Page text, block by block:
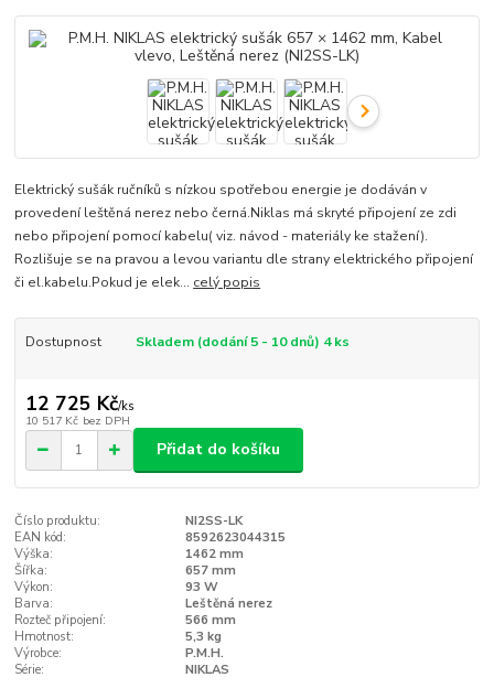
Elektrický sušák ručníků s nízkou spotřebou energie je dodáván v
provedení leštěná nerez nebo černá.Niklas má skryté připojení ze zdi
nebo připojení pomocí kabelu( viz. návod - materiály ke stažení).
Rozlišuje se na pravou a levou variantu dle strany elektrického připojení
či el.kabelu.Pokud je elek... celý popis
Dostupnost Skladem (dodání 5 - 10 dnů) 4 ks
12 725 Kč/ks
10 517 Kč bez DPH
Přidat do košíku
Číslo produktu:
NI2SS-LK
EAN kód:
8592623044315
Výška:
1462 mm
Šířka:
657 mm
Výkon:
93 W
Barva:
Leštěná nerez
Rozteč připojení:
566 mm
Hmotnost:
5,3 kg
Výrobce:
P.M.H.
Série:
NIKLAS